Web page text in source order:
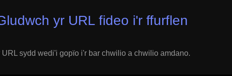
yr URL fideo i'r ffurflen
URL sydd wedi'i gopïo i'r bar chwilio a chwilio amdano.